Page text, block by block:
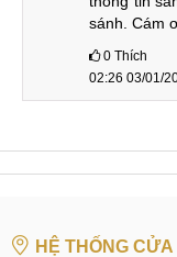
sánh. Cám
0 Thích
02:26 03/01/
HỆ THỐNG